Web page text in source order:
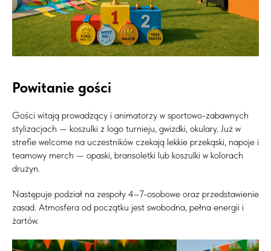
Powitanie gości
Gości witają prowadzący i animatorzy w sportowo-zabawnych
stylizacjach — koszulki z logo turnieju, gwizdki, okulary. Już w
strefie welcome na uczestników czekają lekkie przekąski, napoje i
teamowy merch — opaski, bransoletki lub koszulki w kolorach
drużyn.
Następuje podział na zespoły 4–7-osobowe oraz przedstawienie
zasad. Atmosfera od początku jest swobodna, pełna energii i
żartów.